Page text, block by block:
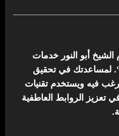
أبو النور خدمات
لمساعدتك في تحقيق
فيه ويستخدم تقنيات
تعزيز الروابط العاطفية